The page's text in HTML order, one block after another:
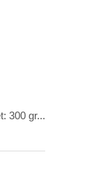
300 gr...